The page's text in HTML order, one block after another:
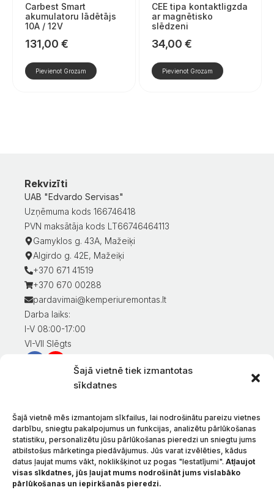
Šajā vietnē tiek izmantotas
sīkdatnes
Šajā vietnē mēs izmantojam sīkfailus, lai nodrošinātu pareizu vietnes
darbību, sniegtu pakalpojumus un funkcijas, analizētu pārlūkošanas
statistiku, personalizētu jūsu pārlūkošanas pieredzi un sniegtu jums
atbilstošus mārketinga piedāvājumus. Jūs varat izvēlēties, kādus
datus ļaujat mums vākt, noklikšķinot uz pogas "Iestatījumi". Atļaujot
visas sīkdatnes, jūs ļaujat mums nodrošināt jums vislabāko
pārlūkošanas un iepirkšanās pieredzi.
Carbest Smart
akumulatoru lādētājs
10A / 12V
131,00 €
Pievienot Grozam
CEE tipa kontaktligzda
ar magnētisko
slēdzeni
34,00 €
Pievienot Grozam
Rekvizīti
UAB "Edvardo Servisas"
Uzņēmuma kods 166746418
PVN maksātāja kods LT66746464113
Gamyklos g. 43A, Mažeiķi
Algirdo g. 42E, Mažeiķi
+370 671 41519
+370 670 00288
pardavimai@kemperiuremontas.lt
Darba laiks:
I-V 08:00-17:00
VI-VII Slēgts
Informācija klientiem
Preču piegāde
Preču atgriešana
Nosacījumi un noteikumi
Konfidencialitātes politika
Par mums